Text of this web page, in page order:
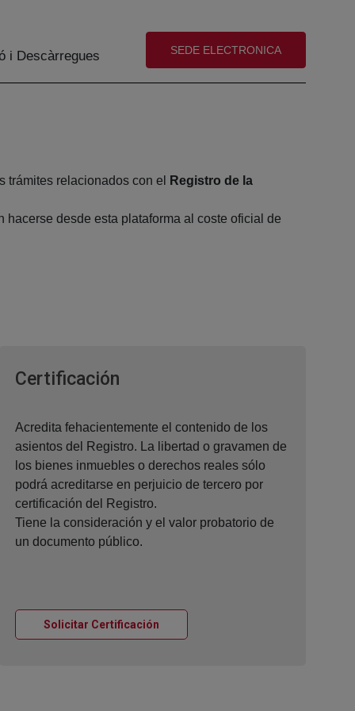
i Descàrregues (abre en nueva ventana)
SEDE ELECTRONICA
trámites relacionados con el
Registro de la
hacerse desde esta plataforma al coste oficial de
Certificación
Acredita fehacientemente el contenido de los
asientos del Registro. La libertad o gravamen de
los bienes inmuebles o derechos reales sólo
podrá acreditarse en perjuicio de tercero por
certificación del Registro.
Tiene la consideración y el valor probatorio de
un documento público.
Solicitar Certificación